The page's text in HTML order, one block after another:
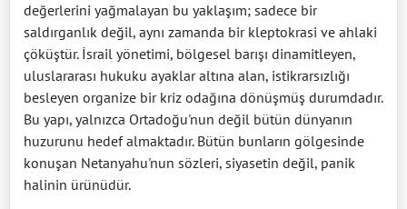
değerlerini yağmalayan bu yaklaşım; sadece bir
saldırganlık değil, aynı zamanda bir kleptokrasi ve ahlaki
çöküştür. İsrail yönetimi, bölgesel barışı dinamitleyen,
uluslararası hukuku ayaklar altına alan, istikrarsızlığı
besleyen organize bir kriz odağına dönüşmüş durumdadır.
Bu yapı, yalnızca Ortadoğu'nun değil bütün dünyanın
huzurunu hedef almaktadır. Bütün bunların gölgesinde
konuşan Netanyahu'nun sözleri, siyasetin değil, panik
halinin ürünüdür.